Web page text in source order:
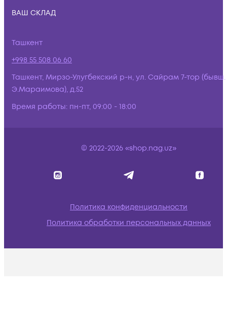
ВАШ СКЛАД
Ташкент
+998 55 508 06 60
Ташкент, Мирзо-Улугбекский р-н, ул. Сайрам 7-тор (бывш.
Э.Мараимова), д.52
Время работы: пн-пт, 09:00 - 18:00
© 2022-2026 «shop.nag.uz»
Политика конфиденциальности
Политика обработки персональных данных